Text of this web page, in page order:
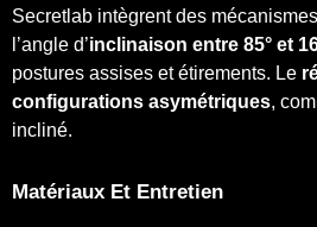
Secretlab intègrent des
l’angle d’inclinaison entre 85° et
postures assises et étirements. Le
configurations asymétriques,
incliné.
Matériaux Et Entretien